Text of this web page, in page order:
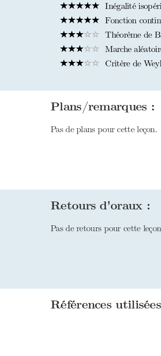
Inégalité
Fonction
Théorème de
Marche
Critère de Weyl
Plans/remarques :
Pas de plans pour cette leçon.
Retours d'oraux :
Pas de retours pour cette
Références